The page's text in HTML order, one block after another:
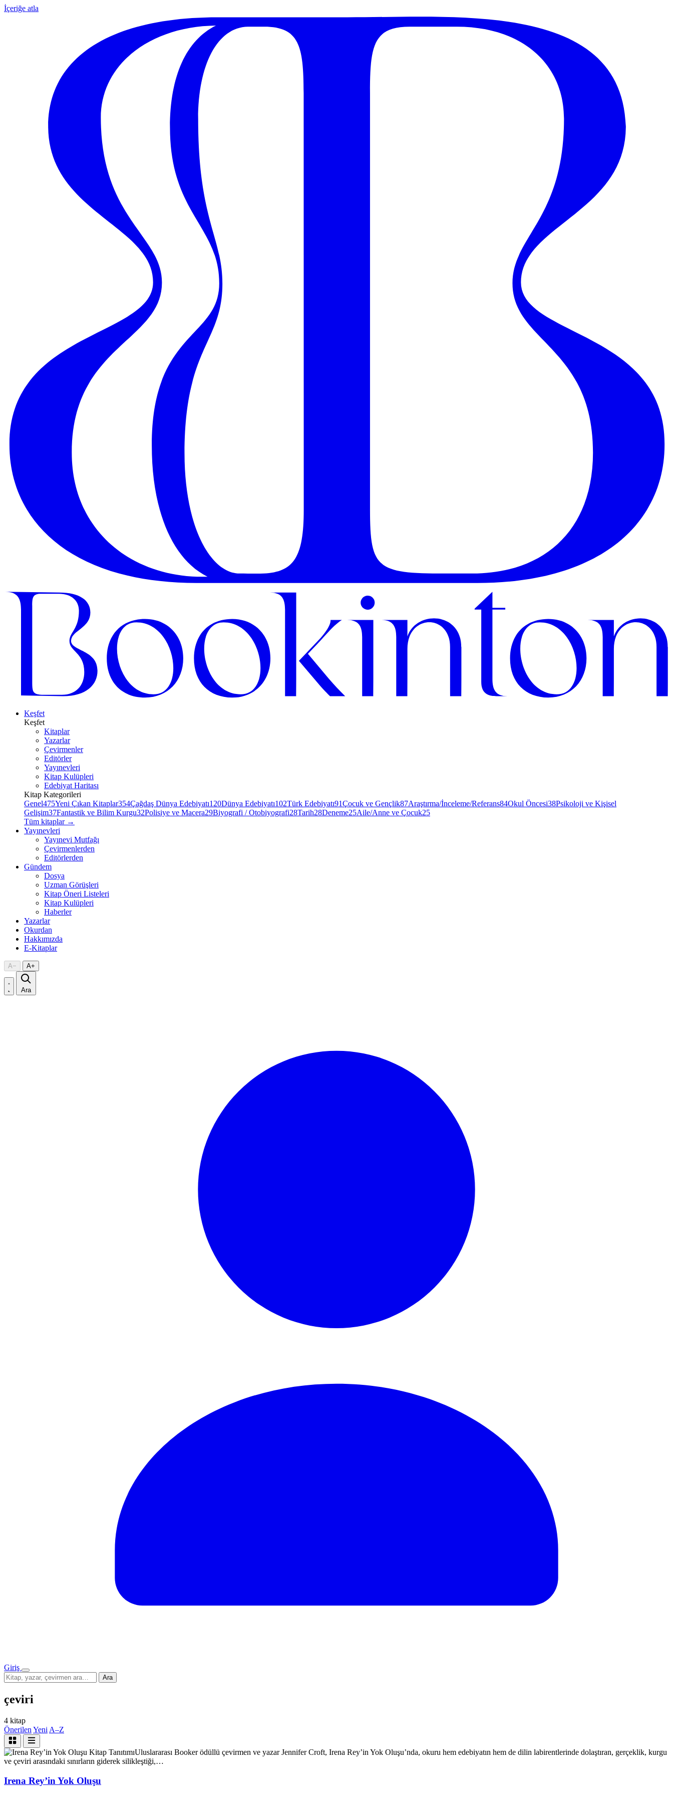
İçeriğe atla
Keşfet
Keşfet
Kitaplar
Yazarlar
Çevirmenler
Editörler
Yayınevleri
Kitap Kulüpleri
Edebiyat Haritası
Kitap Kategorileri
Genel475Yeni Çıkan Kitaplar354Çağdaş Dünya Edebiyatı120Dünya Edebiyatı102Türk Edebiyatı91Çocuk ve Gençlik87Araştırma/İnceleme/Referans84Okul Öncesi38Psikoloji ve Kişisel
Gelişim37Fantastik ve Bilim Kurgu32Polisiye ve Macera29Biyografi / Otobiyografi28Tarih28Deneme25Aile/Anne ve Çocuk25
Tüm kitaplar →
Yayınevleri
Yayınevi Mutfağı
Çevirmenlerden
Editörlerden
Gündem
Dosya
Uzman Görüşleri
Kitap Öneri Listeleri
Kitap Kulüpleri
Haberler
Yazarlar
Okurdan
Hakkımızda
E-Kitaplar
A− A+
Ara
Giriş
Menü
Sitede
ara
Ara
çeviri
4 kitap
Önerilen Yeni A–Z
Kitap TanıtımıUluslararası Booker ödüllü çevirmen ve yazar Jennifer Croft, Irena Rey’in Yok Oluşu’nda, okuru hem edebiyatın hem de dilin labirentlerinde dolaştıran, gerçeklik, kurgu
ve çeviri arasındaki sınırların giderek silikleştiği,…
Irena Rey’in Yok Oluşu